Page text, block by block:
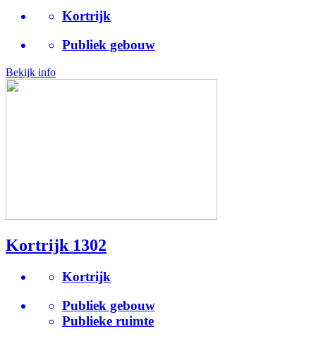
Kortrijk
Publiek gebouw
Bekijk info
Kortrijk 1302
Kortrijk
Publiek gebouw
Publieke ruimte